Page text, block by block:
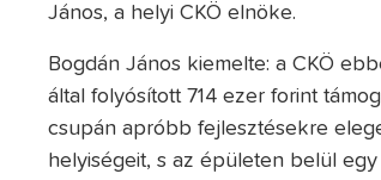
János, a helyi CKÖ elnöke.
Bogdán János kiemelte: a CKÖ
által folyósított 714 ezer forint
csupán apróbb fejlesztésekre
helyiségeit, s az épületen belül